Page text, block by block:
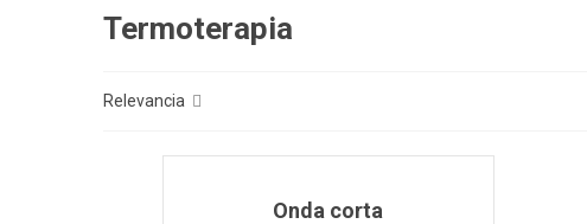
Termoterapia
Relevancia
Onda corta